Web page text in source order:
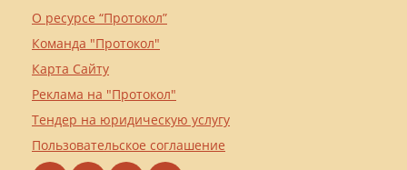
О ресурсе “Протокол”
Команда "Протокол"
Карта Сайту
Реклама на "Протокол"
Тендер на юридическую услугу
Пользовательское соглашение